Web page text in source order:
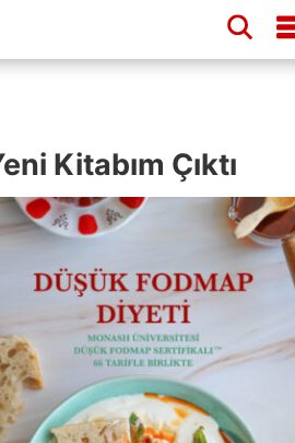
Kitabım Çıktı